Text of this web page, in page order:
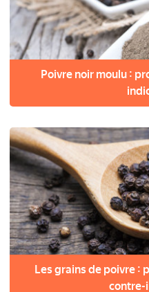
Poivre noir moulu :
Les grains de poivre :
contre-